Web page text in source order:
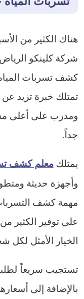
هناك الكثير من
شركة كلينكو
كشف تسربات
ومدرب على أعلى
جداً.
يمتلك معلم كشف
وأجهزة حديثة
مهمة كشف
على توفير الكثير
الخيار الأمثل
تستجيب سريعاً
بالإضافة إلى